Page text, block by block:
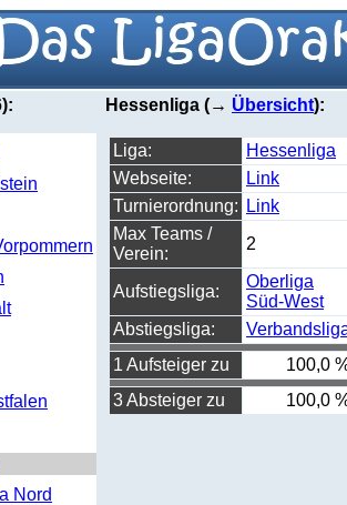
Nord
Hessenliga (→ Übersicht):
Liga:
Hessenliga
Webseite:
Link
Turnierordnung:
Link
Max Teams /
Verein:
2
Aufstiegsliga:
Oberliga
Süd-West
Abstiegsliga:
1 Aufsteiger zu
100,0
3 Absteiger zu
100,0